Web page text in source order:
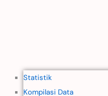
Statistik
Kompilasi Data